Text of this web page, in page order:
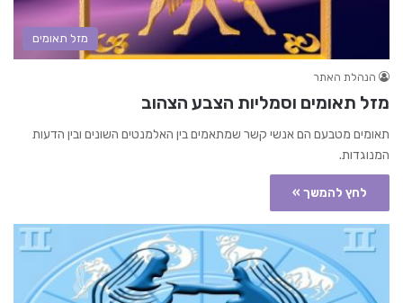
מזל תאומים
הנהלת האתר
מזל תאומים וסמליות הצבע הצהוב
תאומים מטבעם הם אנשי קשר שמתאמים בין האלמנטים השונים ובין הדעות
המנוגדות.
לחץ להמשך »